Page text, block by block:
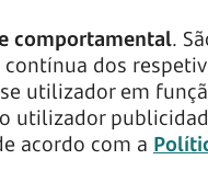
comportamental.
contínua dos
utilizador em
utilizador
acordo com a